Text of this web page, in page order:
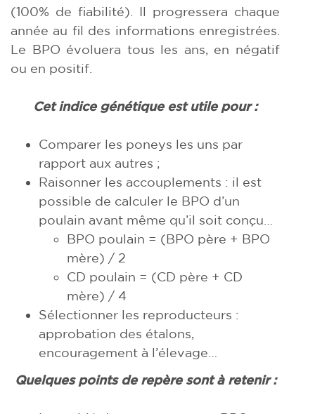
(100% de fiabilité). Il progressera chaque
année au fil des informations enregistrées.
Le BPO évoluera tous les ans, en négatif
ou en positif.
Cet indice génétique est utile pour:
Comparer les poneys les uns par
rapport aux autres ;
Raisonner les accouplements : il est
possible de calculer le BPO d’un
poulain avant même qu’il soit conçu…
BPO poulain = (BPO père + BPO
mère) / 2
CD poulain = (CD père + CD
mère) / 4
Sélectionner les reproducteurs :
approbation des étalons,
encouragement à l’élevage…
Quelques points de repère sont à retenir: